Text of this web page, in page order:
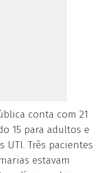
conta com 21
15 para adultos e
Três pacientes
estavam